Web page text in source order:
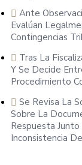
Ante
Evalúan
Contingencias
Tras La
Y Se Decide
Procedimiento
Se Revisa La
Sobre La
Respuesta
Inconsistencia